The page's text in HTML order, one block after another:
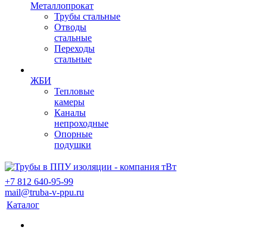
Металлопрокат
Трубы стальные
Отводы
стальные
Переходы
стальные
ЖБИ
Тепловые
камеры
Каналы
непроходные
Опорные
подушки
+7 812 640-95-99
mail@truba-v-ppu.ru
Каталог